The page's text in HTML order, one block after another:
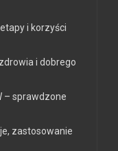
i korzyści
i dobrego
– sprawdzone
zastosowanie